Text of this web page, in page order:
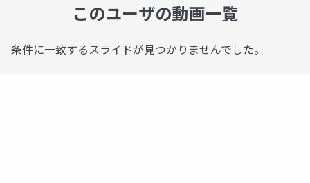
このユーザの動画一覧
条件に一致するスライドが見つかりませんでした。